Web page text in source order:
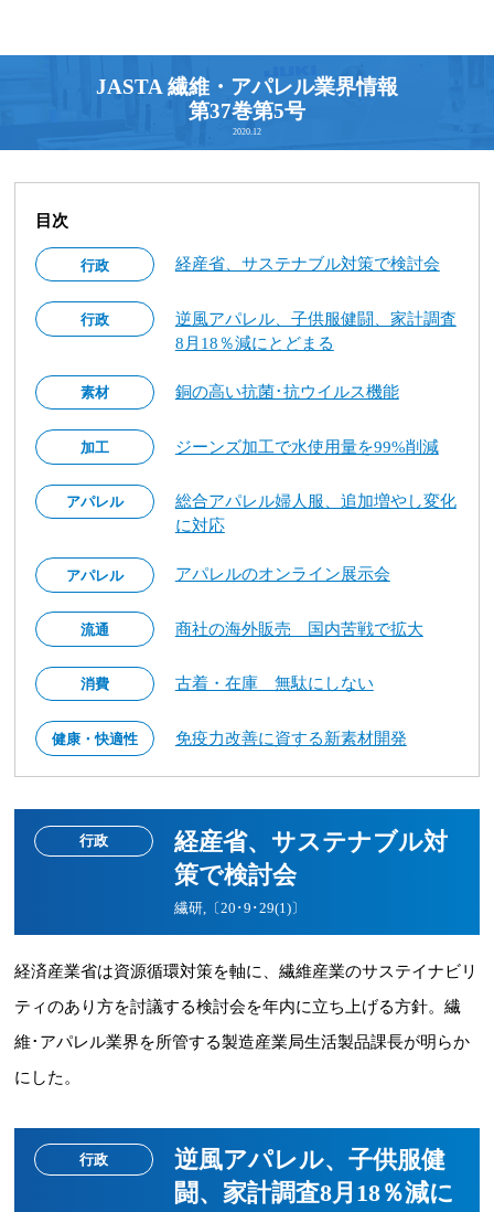
JASTA 繊維・アパレル業界情報
第37巻第5号
2020.12
目次
行政 経産省、サステナブル対策で検討会
行政
逆風アパレル、子供服健闘、家計調査
8月18％減にとどまる
素材 銅の高い抗菌･抗ウイルス機能
加工 ジーンズ加工で水使用量を99%削減
アパレル
総合アパレル婦人服、追加増やし変化
に対応
アパレル アパレルのオンライン展示会
流通 商社の海外販売 国内苦戦で拡大
消費 古着・在庫 無駄にしない
健康・快適性 免疫力改善に資する新素材開発
行政
経産省、サステナブル対
策で検討会
繊研,〔20･9･29(1)〕
経済産業省は資源循環対策を軸に、繊維産業のサステイナビリ
ティのあり方を討議する検討会を年内に立ち上げる方針。繊
維･アパレル業界を所管する製造産業局生活製品課長が明らか
にした。
行政
逆風アパレル、子供服健
闘、家計調査8月18％減に